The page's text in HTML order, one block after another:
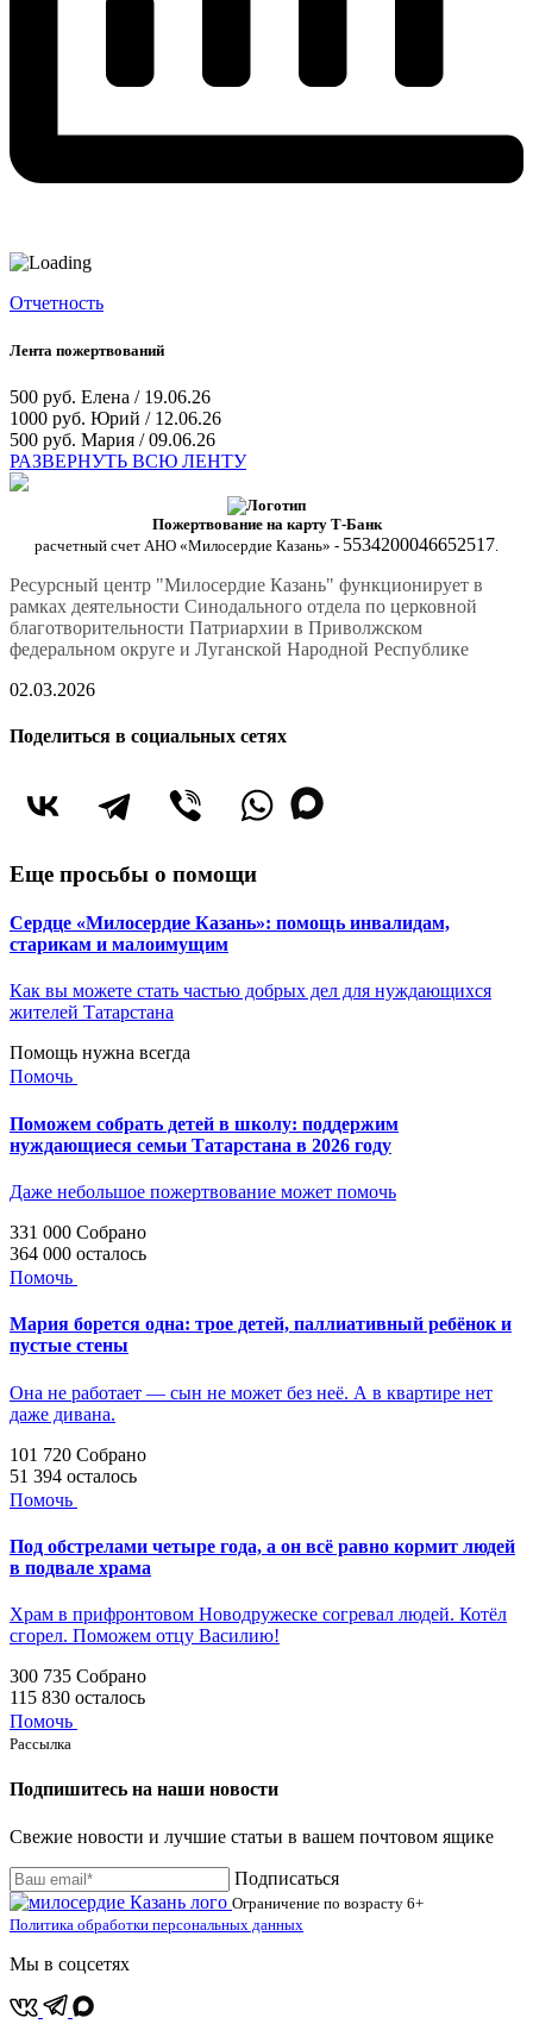
Отчетность
Лента пожертвований
500 руб. Елена / 19.06.26
1000 руб. Юрий / 12.06.26
500 руб. Мария / 09.06.26
РАЗВЕРНУТЬ ВСЮ ЛЕНТУ
Пожертвование на карту Т-Банк
расчетный счет АНО «Милосердие Казань» - 5534200046652517
Ресурсный центр "Милосердие Казань" функционирует в
рамках деятельности Синодального отдела по церковной
благотворительности Патриархии в Приволжском
федеральном округе и Луганской Народной Республике
02.03.2026
Поделиться в социальных сетях
Еще просьбы о помощи
Сердце «Милосердие Казань»: помощь инвалидам,
старикам и малоимущим
Как вы можете стать частью добрых дел для нуждающихся
жителей Татарстана
Помощь нужна всегда
Помочь
Поможем собрать детей в школу: поддержим
нуждающиеся семьи Татарстана в 2026 году
Даже небольшое пожертвование может помочь
331 000 Собрано
364 000 осталось
Помочь
Мария борется одна: трое детей, паллиативный ребёнок и
пустые стены
Она не работает — сын не может без неё. А в квартире нет
даже дивана.
101 720 Собрано
51 394 осталось
Помочь
Под обстрелами четыре года, а он всё равно кормит людей
в подвале храма
Храм в прифронтовом Новодружеске согревал людей. Котёл
сгорел. Поможем отцу Василию!
300 735 Собрано
115 830 осталось
Помочь
Рассылка
Подпишитесь на наши новости
Свежие новости и лучшие статьи в вашем почтовом ящике
Подписаться
Ограничение по возрасту 6+
Политика обработки персональных данных
Мы в соцсетях